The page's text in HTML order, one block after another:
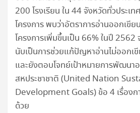
200 โรงเรียน ใน 44 จังหวัดทั่วประเ
โครงการ พบว่าอัตราการอ่านออกเขีย
โครงการเพิ่มขึ้นเป็น 66% ในปี
นับเป็นการช่วยแก้ปัญหาอ่านไม่ออกเขี
และยังตอบโจทย์เป้าหมายการพัฒนา
สหประชาชาติ (United Nation
Development Goals) ข้อ 4 เรื่องก
ด้วย